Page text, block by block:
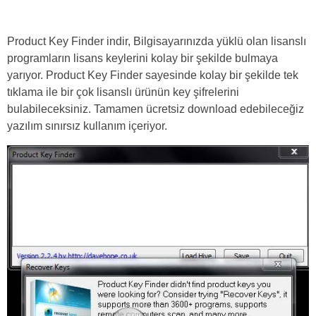
Product Key Finder indir, Bilgisayarınızda yüklü olan lisanslı
programların lisans keylerini kolay bir şekilde bulmaya
yarıyor. Product Key Finder sayesinde kolay bir şekilde tek
tıklama ile bir çok lisanslı ürünün key şifrelerini
bulabileceksiniz. Tamamen ücretsiz download edebileceğiz
yazılım sınırsız kullanım içeriyor.